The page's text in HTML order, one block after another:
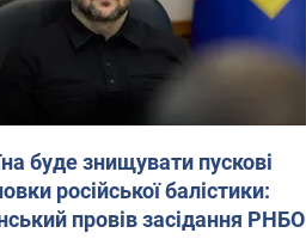
буде знищувати пускові
російської балістики:
провів засідання РНБО